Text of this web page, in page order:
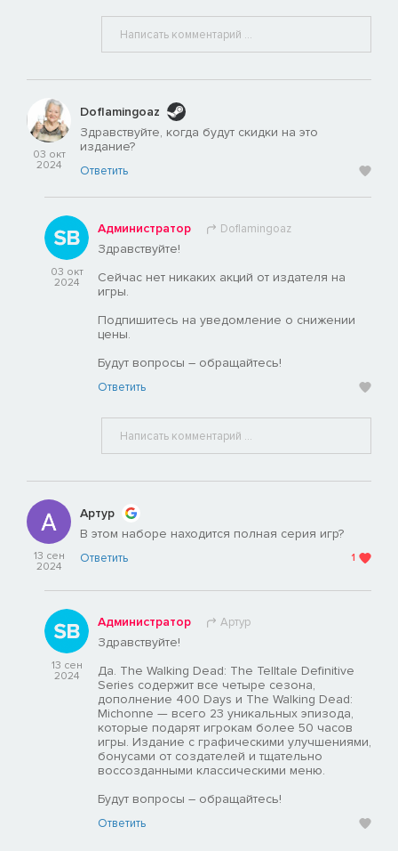
03 окт
2024
Doflamingoaz
Здравствуйте, когда будут скидки на это
издание?
Ответить
03 окт
2024
Администратор Doflamingoaz
Здравствуйте!
Сейчас нет никаких акций от издателя на
игры.
Подпишитесь на уведомление о снижении
цены.
Будут вопросы – обращайтесь!
Ответить
13 сен
2024
Артур
В этом наборе находится полная серия игр?
Ответить 1
13 сен
2024
Администратор Артур
Здравствуйте!
Да. The Walking Dead: The Telltale Definitive
Series содержит все четыре сезона,
дополнение 400 Days и The Walking Dead:
Michonne — всего 23 уникальных эпизода,
которые подарят игрокам более 50 часов
игры. Издание с графическими улучшениями,
бонусами от создателей и тщательно
воссозданными классическими меню.
Будут вопросы – обращайтесь!
Ответить